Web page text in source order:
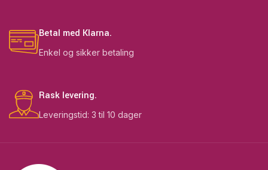
Betal med Klarna.
Enkel og sikker betaling
Rask levering.
Leveringstid: 3 til 10 dager